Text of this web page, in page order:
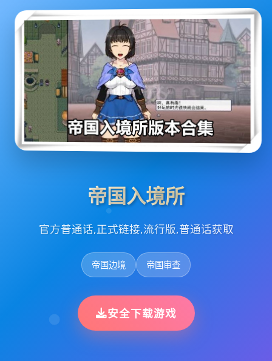
帝国入境所
官方普通话,正式链接,流行版,普通话获取
帝国边境 帝国审查
安全下载游戏